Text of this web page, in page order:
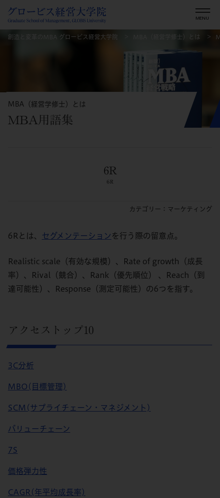
創造と変革のMBA グロービス経営大学院 MBA（経営学修士）とは
MBA（経営学修士）とは
MBA用語集
カテゴリー：マーケティング
6R
6R
6Rとは、 セグメンテーション を行う際の留意点。
Realistic scale（有効な規模）、Rate of growth（成長
率）、Rival（競合）、Rank（優先順位） 、Reach（到
達可能性）、Response（測定可能性）の6つを指す。
アクセストップ10
3C分析
MBO(目標管理)
SCM(サプライチェーン・マネジメント)
バリューチェーン
7S
価格弾力性
CAGR(年平均成長率)